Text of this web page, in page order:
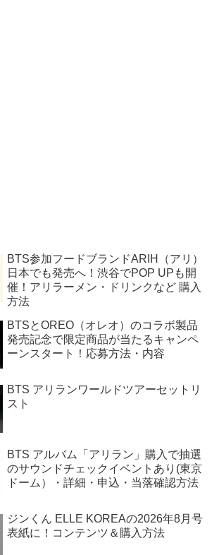
BTS参加フードブランドARIH（アリ）
日本でも発売へ！渋谷でPOP UPも開
催！アリラーメン・ドリンクなど 購入
方法
BTSとOREO（オレオ）のコラボ製品
発売記念で限定商品が当たるキャンペ
ーンスタート！応募方法・内容
BTS アリランワールドツアーセットリ
スト
BTS アルバム「アリラン」購入で抽選
のサウンドチェックイベントあり(東京
ドーム）・詳細・申込・当落確認方法
ジンくん ELLE KOREAの2026年8月号
表紙に！コンテンツ＆購入方法